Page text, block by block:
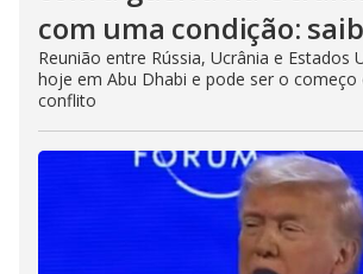
com uma condição:
Reunião entre Rússia, Ucrânia e Estados
hoje em Abu Dhabi e pode ser o
conflito